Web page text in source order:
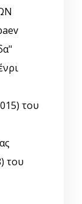
του
του